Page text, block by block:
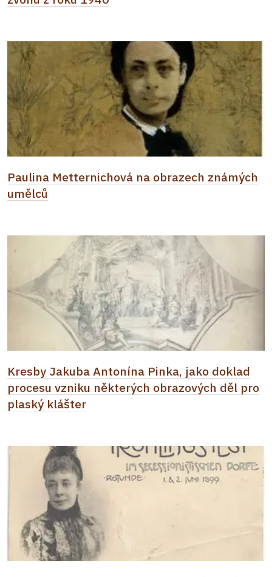
Paulina Metternichová na obrazech známých
umělců
Kresby Jakuba Antonína Pinka, jako doklad
procesu vzniku některých obrazových děl pro
plaský klášter